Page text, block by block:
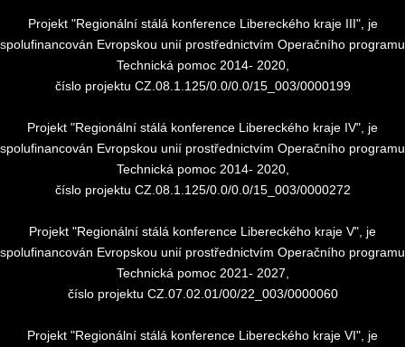
Projekt "Regionální stálá konference Libereckého kraje III", je
spolufinancován Evropskou unií prostřednictvím Operačního programu
Technická pomoc 2014- 2020,
číslo projektu CZ.08.1.125/0.0/0.0/15_003/0000199
Projekt "Regionální stálá konference Libereckého kraje IV", je
spolufinancován Evropskou unií prostřednictvím Operačního programu
Technická pomoc 2014- 2020,
číslo projektu CZ.08.1.125/0.0/0.0/15_003/0000272
Projekt "Regionální stálá konference Libereckého kraje V", je
spolufinancován Evropskou unií prostřednictvím Operačního programu
Technická pomoc 2021- 2027,
číslo projektu CZ.07.02.01/00/22_003/0000060
Projekt "Regionální stálá konference Libereckého kraje VI", je